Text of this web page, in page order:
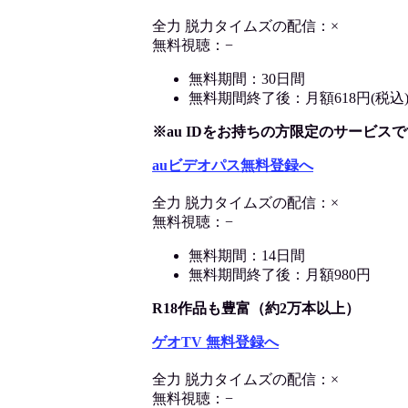
全力 脱力タイムズの配信：×
無料視聴：−
無料期間：30日間
無料期間終了後：月額618円(税込)
※au IDをお持ちの方限定のサービス
auビデオパス無料登録へ
全力 脱力タイムズの配信：×
無料視聴：−
無料期間：14日間
無料期間終了後：月額980円
R18作品も豊富（約2万本以上）
ゲオTV 無料登録へ
全力 脱力タイムズの配信：×
無料視聴：−